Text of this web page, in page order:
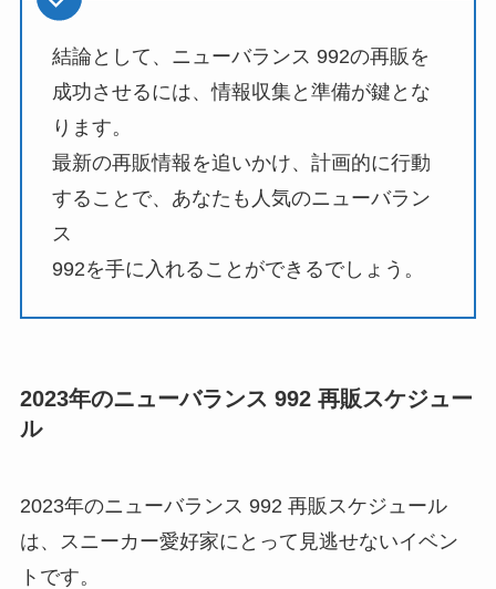
結論として、ニューバランス 992の再販を
成功させるには、情報収集と準備が鍵とな
ります。
最新の再販情報を追いかけ、計画的に行動
することで、あなたも人気のニューバラン
ス
992を手に入れることができるでしょう。
2023年のニューバランス 992 再販スケジュー
ル
2023年のニューバランス 992 再販スケジュール
は、スニーカー愛好家にとって見逃せないイベン
トです。